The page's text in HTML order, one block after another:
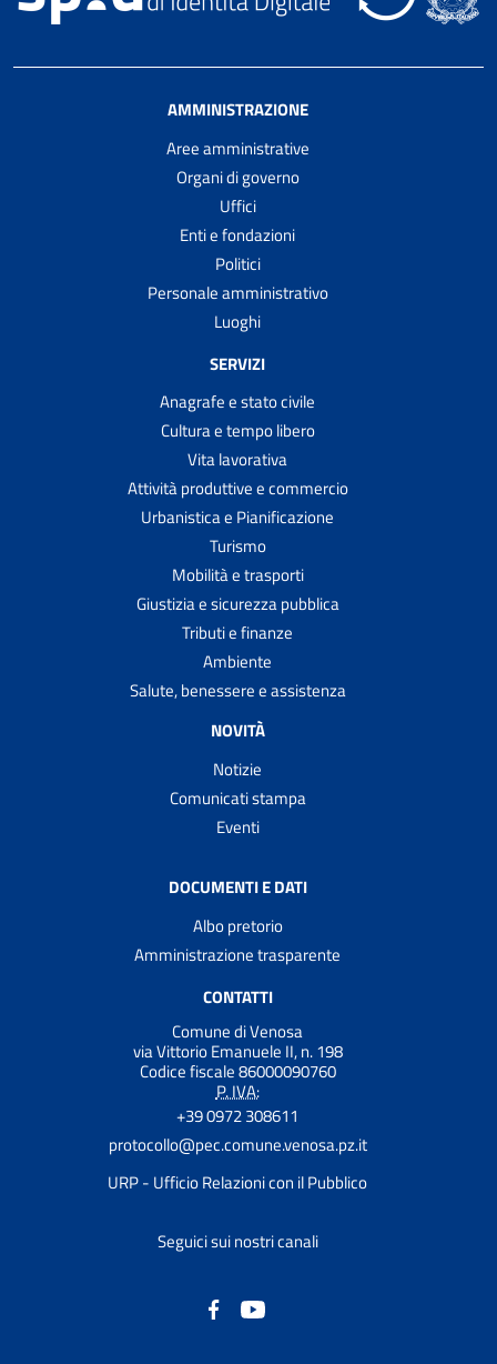
AMMINISTRAZIONE
Aree amministrative
Organi di governo
Uffici
Enti e fondazioni
Politici
Personale amministrativo
Luoghi
SERVIZI
Anagrafe e stato civile
Cultura e tempo libero
Vita lavorativa
Attività produttive e commercio
Urbanistica e Pianificazione
Turismo
Mobilità e trasporti
Giustizia e sicurezza pubblica
Tributi e finanze
Ambiente
Salute, benessere e assistenza
NOVITÀ
Notizie
Comunicati stampa
Eventi
DOCUMENTI E DATI
Albo pretorio
Amministrazione trasparente
CONTATTI
Comune di Venosa
via Vittorio Emanuele II, n. 198
Codice fiscale 86000090760
P. IVA:
+39 0972 308611
protocollo@pec.comune.venosa.pz.it
URP - Ufficio Relazioni con il Pubblico
Seguici sui nostri canali